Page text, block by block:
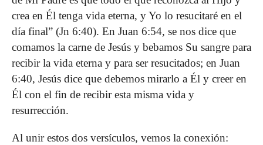
crea en Él tenga vida eterna, y Yo lo resucitaré en el
día final” (Jn 6:40). En Juan 6:54, se nos dice que
comamos la carne de Jesús y bebamos Su sangre para
recibir la vida eterna y para ser resucitados; en Juan
6:40, Jesús dice que debemos mirarlo a Él y creer en
Él con el fin de recibir esta misma vida y
resurrección.
Al unir estos dos versículos, vemos la conexión: